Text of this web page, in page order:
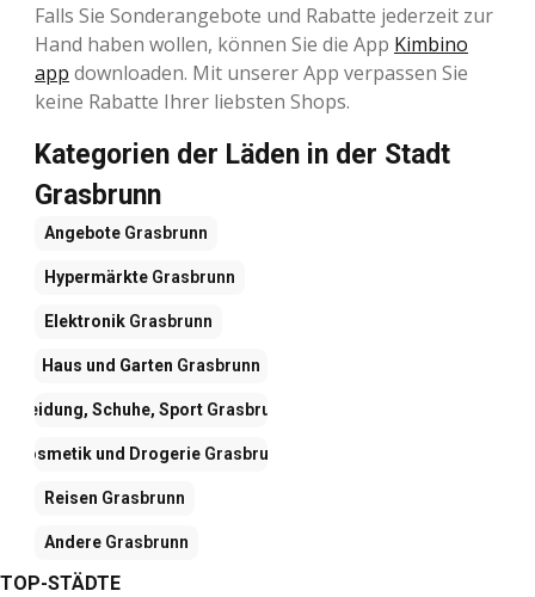
Falls Sie Sonderangebote und Rabatte jederzeit zur
Hand haben wollen, können Sie die App Kimbino
app downloaden. Mit unserer App verpassen Sie
keine Rabatte Ihrer liebsten Shops.
Kategorien der Läden in der Stadt
Grasbrunn
Angebote Grasbrunn
Hypermärkte Grasbrunn
Elektronik Grasbrunn
Haus und Garten Grasbrunn
Kleidung, Schuhe, SportGrasbrunn
Kosmetik und DrogerieGrasbrunn
Reisen Grasbrunn
Andere Grasbrunn
TOP-STÄDTE